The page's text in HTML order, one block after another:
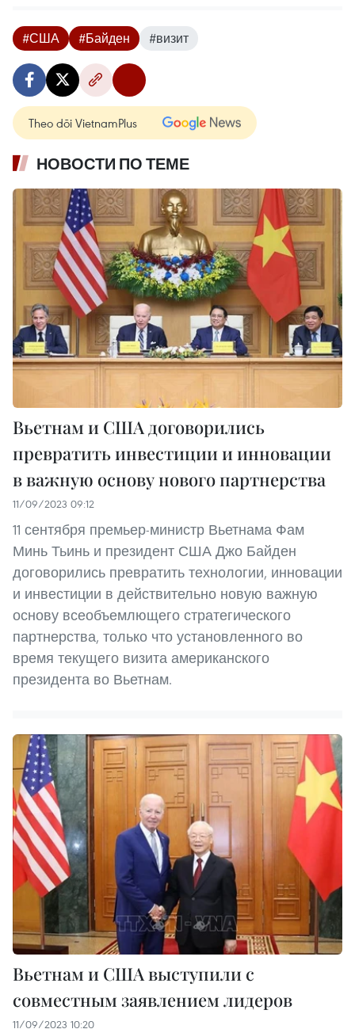
#США #Байден #визит
Theo dõi VietnamPlus
НОВОСТИ ПО ТЕМЕ
Вьетнам и США договорились
превратить инвестиции и инновации
в важную основу нового партнерства
11/09/2023 09:12
11 сентября премьер-министр Вьетнама Фам
Минь Тьинь и президент США Джо Байден
договорились превратить технологии, инновации
и инвестиции в действительно новую важную
основу всеобъемлющего стратегического
партнерства, только что установленного во
время текущего визита американского
президента во Вьетнам.
Вьетнам и США выступили с
совместным заявлением лидеров
11/09/2023 10:20